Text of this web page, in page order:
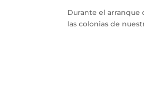
Durante el
las colonias de